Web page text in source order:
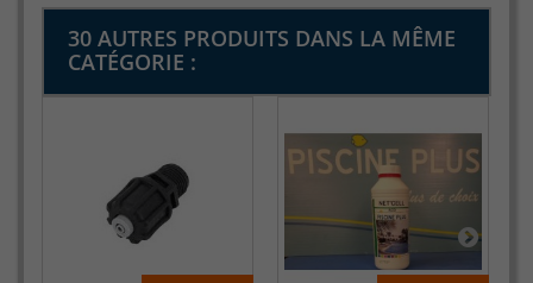
30 AUTRES PRODUITS DANS LA MÊME
CATÉGORIE :